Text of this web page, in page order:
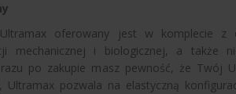
oferowany jest w komplecie z
mechanicznej i biologicznej, a także
po zakupie masz pewność, że Twój
Ultramax pozwala na elastyczną